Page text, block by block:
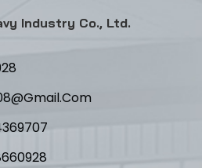
Industry Co., Ltd.